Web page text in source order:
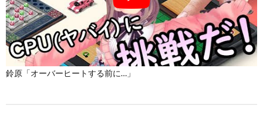
鈴原「オーバーヒートする前に…」